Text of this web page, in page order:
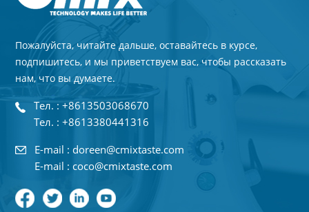
Пожалуйста, читайте дальше, оставайтесь в курсе,
подпишитесь, и мы приветствуем вас, чтобы рассказать
нам, что вы думаете.
Тел. : +8613503068670
Тел. : +8613380441316
E-mail : doreen@cmixtaste.com
E-mail : coco@cmixtaste.com